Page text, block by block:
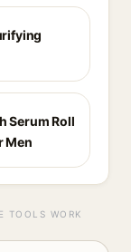
Serum Roll
Men
TOOLS WORK